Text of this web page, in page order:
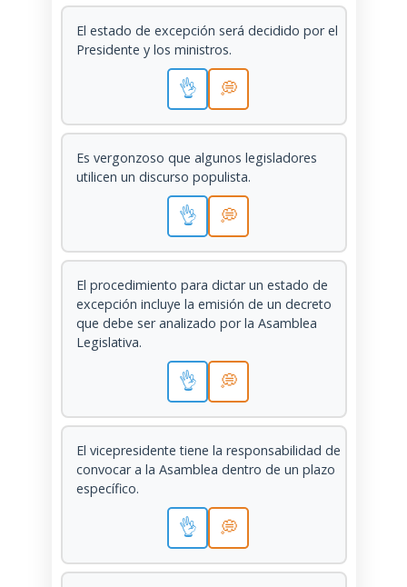
El estado de excepción será decidido por el
Presidente y los ministros.
👌 💭
Es vergonzoso que algunos legisladores
utilicen un discurso populista.
👌 💭
El procedimiento para dictar un estado de
excepción incluye la emisión de un decreto
que debe ser analizado por la Asamblea
Legislativa.
👌 💭
El vicepresidente tiene la responsabilidad de
convocar a la Asamblea dentro de un plazo
específico.
👌 💭